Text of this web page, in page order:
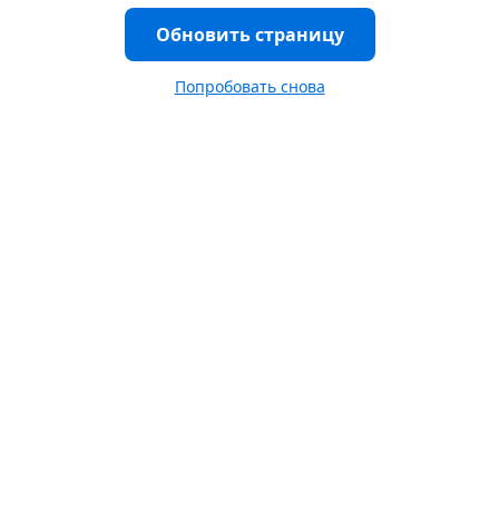
Обновить страницу
Попробовать снова